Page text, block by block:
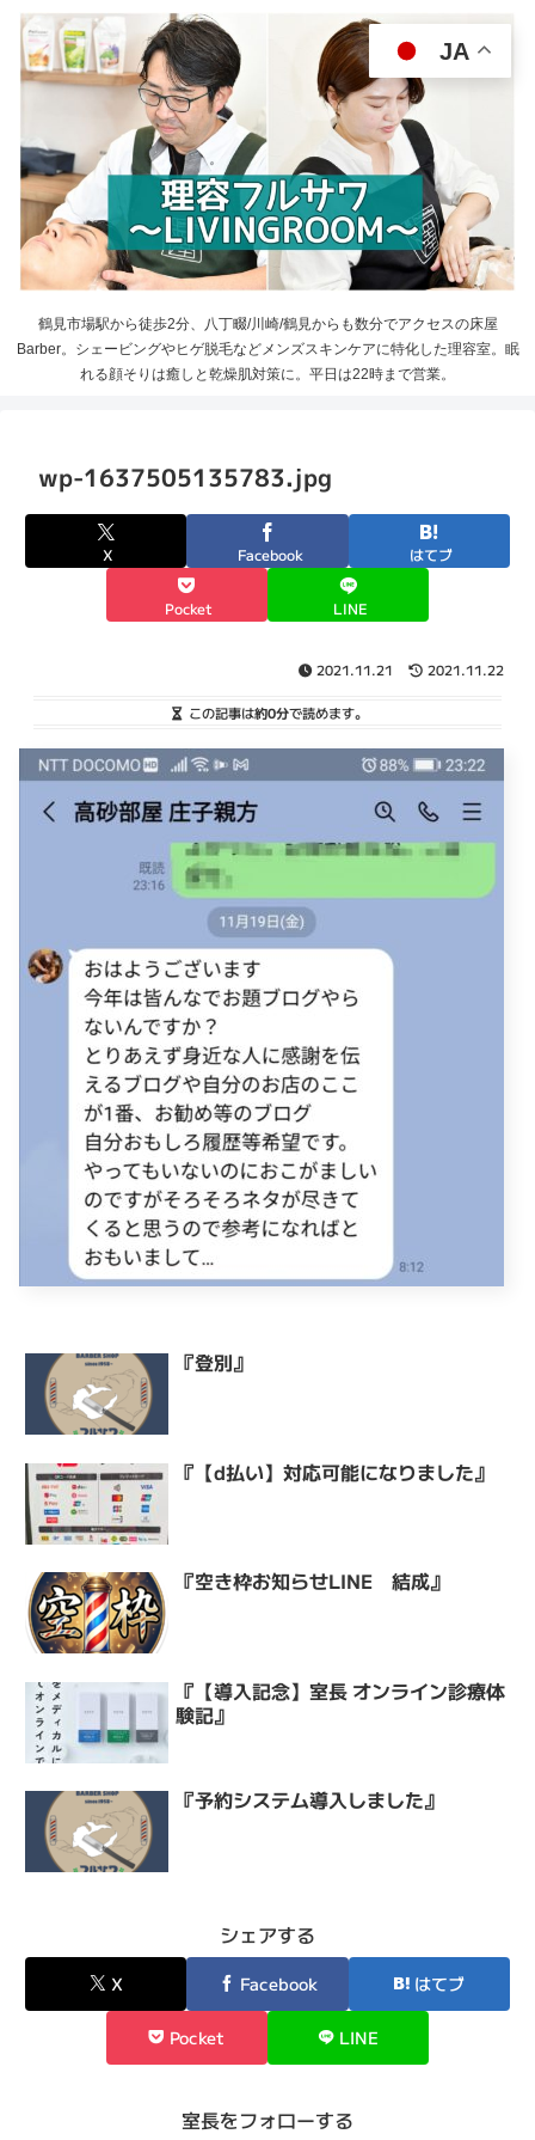
鶴見市場駅から徒歩2分、八丁畷/川崎/鶴見からも数分でアクセスの床屋
Barber。シェービングやヒゲ脱毛などメンズスキンケアに特化した理容室。眠
れる顔そりは癒しと乾燥肌対策に。平日は22時まで営業。
wp-1637505135783.jpg
X Facebook はてブ
Pocket LINE
2021.11.21 2021.11.22
この記事は約0分で読めます。
『登別』
『【d払い】対応可能になりました』
『空き枠お知らせLINE 結成』
『【導入記念】室長 オンライン診療体
験記』
『予約システム導入しました』
シェアする
X Facebook はてブ
Pocket LINE
室長をフォローする
JA